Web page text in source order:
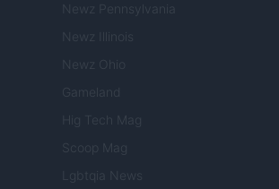
Newz Pennsylvania
Newz Illinois
Newz Ohio
Gameland
Hig Tech Mag
Scoop Mag
Lgbtqia News